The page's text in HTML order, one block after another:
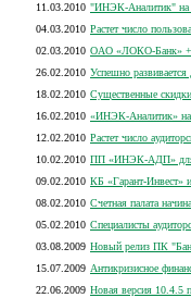
11.03.2010 "ИНЭК-Аналитик" на
04.03.2010 Растет число
02.03.2010 ОАО «ЛОКО-Банк» +
26.02.2010 Успешно
18.02.2010 Существенные
16.02.2010 «ИНЭК-Аналитик» на
12.02.2010 Растет число
10.02.2010 ПП «ИНЭК-АДП» для
09.02.2010 КБ «Гарант-Инвест»
08.02.2010 Счетная палата
05.02.2010 Специалисты
03.08.2009 Новый релиз ПК
15.07.2009 Антикризисное
22.06.2009 Новая версия 10.4.5